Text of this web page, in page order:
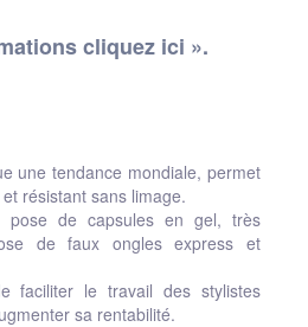
cliquez ici ».
une tendance mondiale, permet
résistant sans limage.
pose de capsules en gel, très
de faux ongles express et
faciliter le travail des stylistes
sa rentabilité.